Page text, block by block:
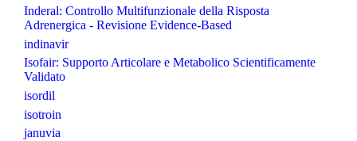
Inderal: Controllo Multifunzionale della Risposta
Adrenergica - Revisione Evidence-Based
indinavir
Isofair: Supporto Articolare e Metabolico Scientificamente
Validato
isordil
isotroin
januvia